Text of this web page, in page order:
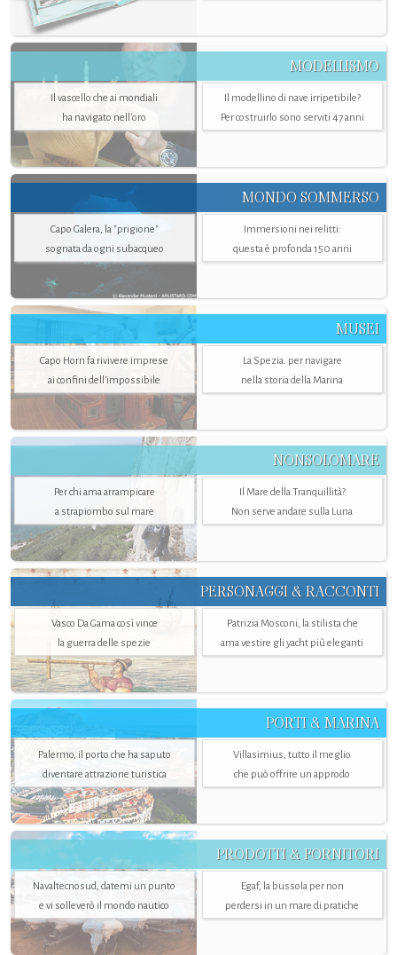
MODELLISMO
Il vascello che ai mondiali
ha navigato nell’oro
Il modellino di nave irripetibile?
Per costruirlo sono serviti 47 anni
MONDO SOMMERSO
Capo Galera, la "prigione"
sognata da ogni subacqueo
Immersioni nei relitti:
questa è profonda 150 anni
MUSEI
Capo Horn fa rivivere imprese
ai confini dell’impossibile
La Spezia. per navigare
nella storia della Marina
NONSOLOMARE
Per chi ama arrampicare
a strapiombo sul mare
Il Mare della Tranquillità?
Non serve andare sulla Luna
PERSONAGGI & RACCONTI
Vasco Da Gama così vince
la guerra delle spezie
Patrizia Mosconi, la stilista che
ama vestire gli yacht più eleganti
PORTI & MARINA
Palermo, il porto che ha saputo
diventare attrazione turistica
Villasimius, tutto il meglio
che può offrire un approdo
PRODOTTI & FORNITORI
Navaltecnosud, datemi un punto
e vi solleverò il mondo nautico
Egaf, la bussola per non
perdersi in un mare di pratiche